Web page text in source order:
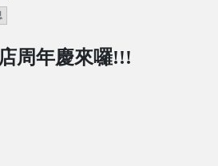
周年慶來囉!!!